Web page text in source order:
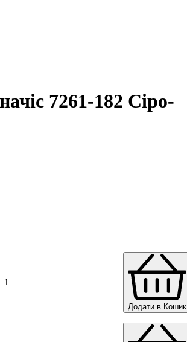
7261-182 Сіро-
Додати в Кошик